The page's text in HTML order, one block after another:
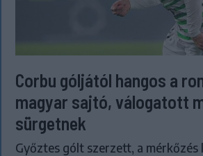
Corbu góljától hangos a
magyar sajtó, válogatott
sürgetnek
Győztes gólt szerzett, a mérkőzés